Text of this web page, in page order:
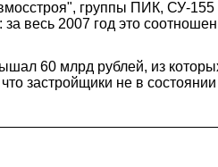
группы ПИК, СУ-
весь 2007 год это
60 млрд рублей, из
застройщики не в